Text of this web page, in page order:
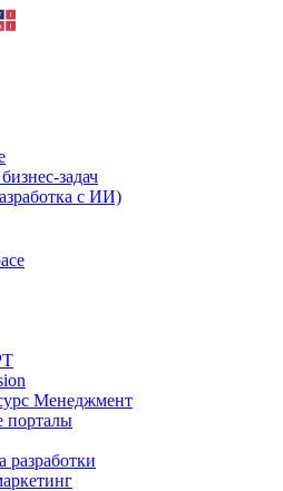
задач
с ИИ)
Менеджмент
порталы
разработки